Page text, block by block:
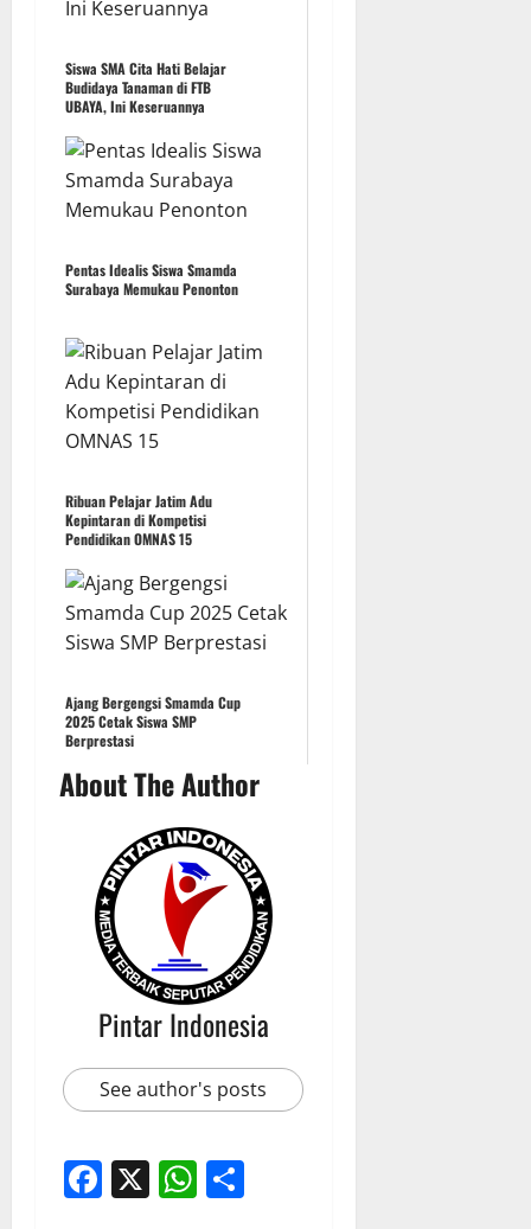
Siswa SMA Cita Hati Belajar
Budidaya Tanaman di FTB
UBAYA, Ini Keseruannya
Pentas Idealis Siswa Smamda
Surabaya Memukau Penonton
Ribuan Pelajar Jatim Adu
Kepintaran di Kompetisi
Pendidikan OMNAS 15
Ajang Bergengsi Smamda Cup
2025 Cetak Siswa SMP
Berprestasi
About The Author
Pintar Indonesia
See author's posts
Facebook
X WhatsApp